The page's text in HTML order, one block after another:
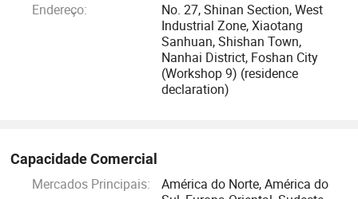
Endereço:
No. 27, Shinan Section, West
Industrial Zone, Xiaotang
Sanhuan, Shishan Town,
Nanhai District, Foshan City
(Workshop 9) (residence
declaration)
Capacidade Comercial
Mercados Principais:
América do Norte, América do